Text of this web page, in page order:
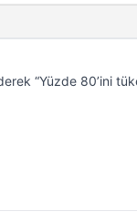
“Yüzde 80’ini